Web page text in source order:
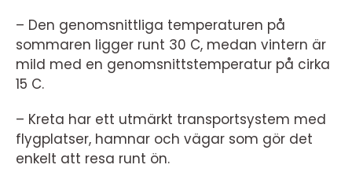
– Den genomsnittliga temperaturen på
sommaren ligger runt 30 C, medan vintern är
mild med en genomsnittstemperatur på cirka
15 C.
– Kreta har ett utmärkt transportsystem med
flygplatser, hamnar och vägar som gör det
enkelt att resa runt ön.